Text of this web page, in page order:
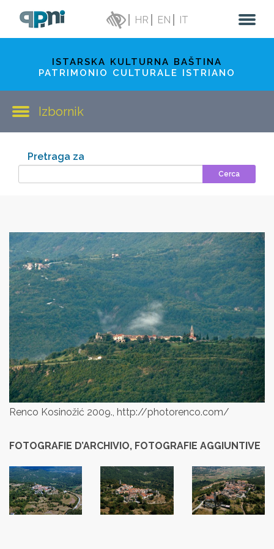
HR EN IT
ISTARSKA KULTURNA BAŠTINA
PATRIMONIO CULTURALE ISTRIANO
Izbornik
Pretraga za
Cerca
Renco Kosinožić 2009., http://photorenco.com/
FOTOGRAFIE D’ARCHIVIO, FOTOGRAFIE AGGIUNTIVE